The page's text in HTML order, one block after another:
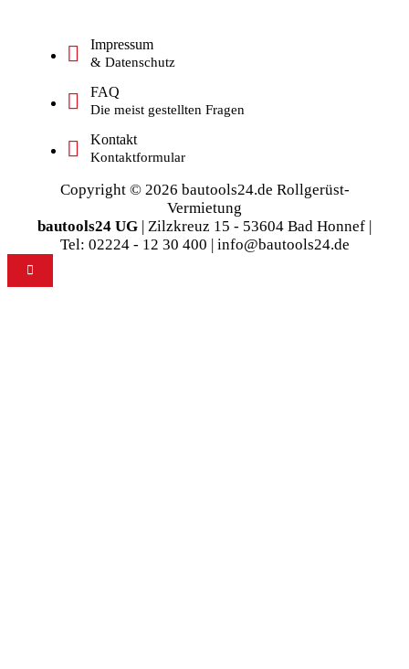
Impressum
& Datenschutz
FAQ
Die meist gestellten Fragen
Kontakt
Kontaktformular
Copyright © 2026 bautools24.de Rollgerüst-
Vermietung
bautools24 UG | Zilzkreuz 15 - 53604 Bad Honnef |
Tel: 02224 - 12 30 400 | info@bautools24.de